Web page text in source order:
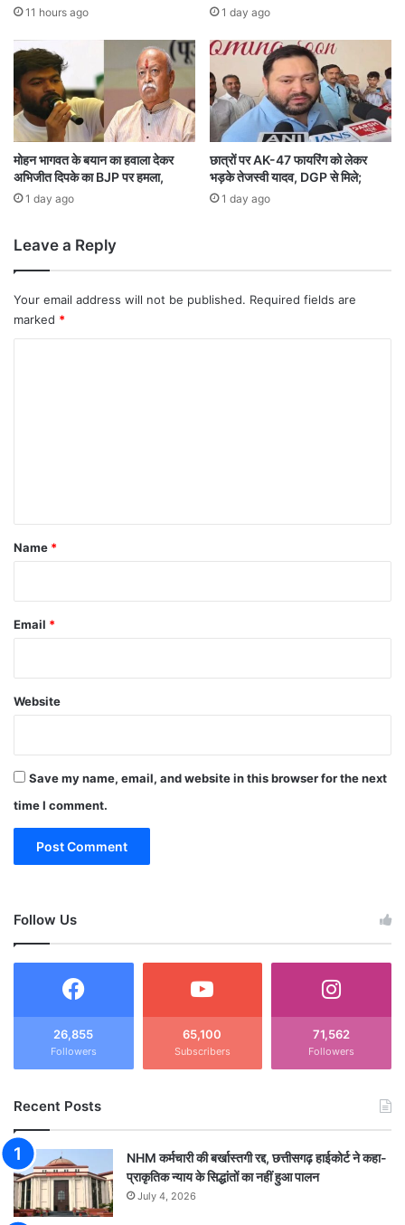
में
रें
ज
अ
ल
र्ट
रा
व्या
पा
रि
क
रि
श्तों
को
मि
ले
ई
म
ती
11 hours ago 1 day ago
मोहन भागवत के बयान का हवाला देकर
अभिजीत दिपके का BJP पर हमला,
1 day ago
छात्रों पर AK-47 फायरिंग को लेकर
भड़के तेजस्वी यादव, DGP से मिले;
1 day ago
Leave a Reply
Your email address will not be published. Required fields are
marked *
*
Name *
Email *
Website
Save my name, email, and website in this browser for the next
time I comment.
Follow Us
26,855
Followers
65,100
Subscribers
71,562
Followers
Recent Posts
NHM कर्मचारी की बर्खास्तगी रद्द, छत्तीसगढ़ हाईकोर्ट ने कहा-
प्राकृतिक न्याय के सिद्धांतों का नहीं हुआ पालन
July 4, 2026